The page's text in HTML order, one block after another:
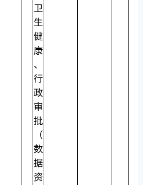
卫
生
健
康
、
行
政
审
批
（
数
据
资